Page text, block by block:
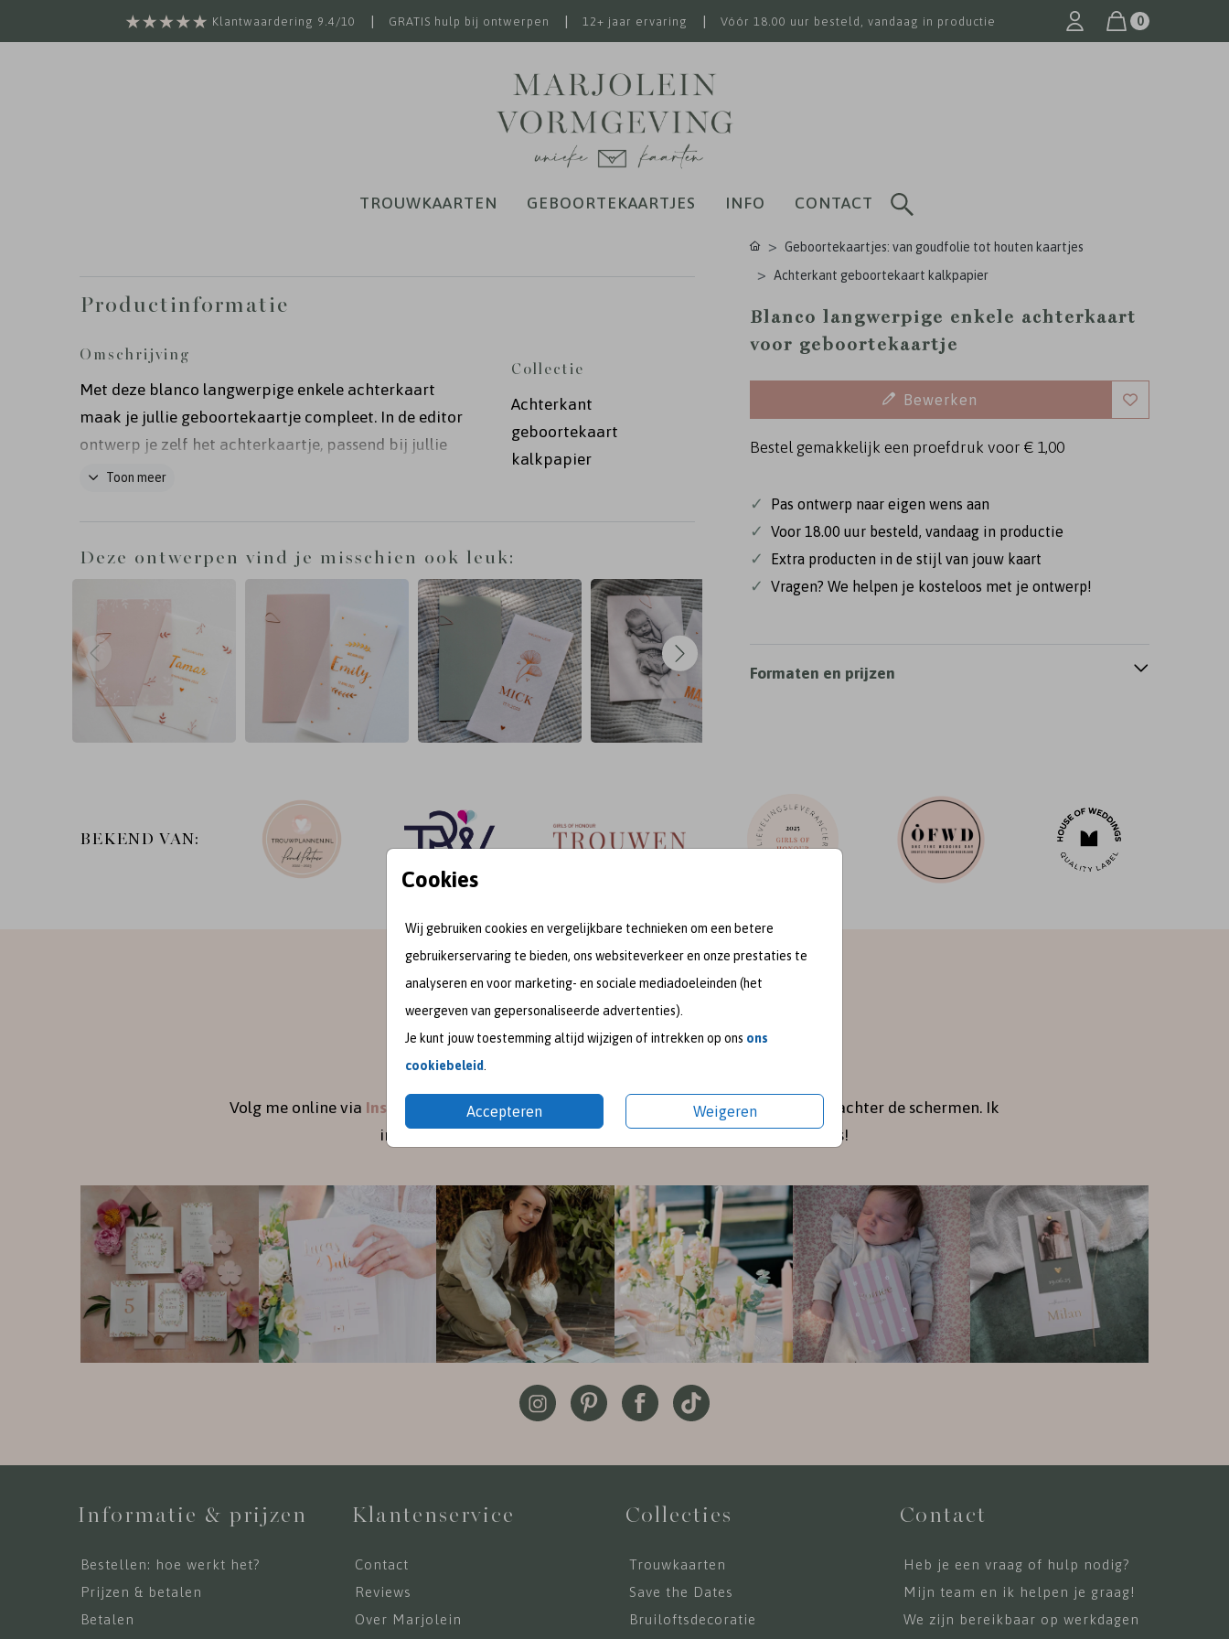
Klantwaardering 9.4/10 GRATIS hulp bij ontwerpen 12+ jaar ervaring Vóór 18.00 uur besteld, vandaag in productie 0
TROUWKAARTEN GEBOORTEKAARTJES INFO CONTACT
Cookies
Wij gebruiken cookies en vergelijkbare technieken om een betere
gebruikerservaring te bieden, ons websiteverkeer en onze prestaties te
analyseren en voor marketing- en sociale mediadoeleinden (het
weergeven van gepersonaliseerde advertenties).
Je kunt jouw toestemming altijd wijzigen of intrekken op ons ons
cookiebeleid
Accepteren Weigeren
Productinformatie
Omschrijving
Met deze blanco langwerpige enkele achterkaart
maak je jullie geboortekaartje compleet. In de editor
ontwerp je zelf het achterkaartje, passend bij jullie
wensen. Voeg een tekst toe en selecteer de elementen
Toon meer
Collectie
Achterkant
geboortekaart
kalkpapier
Deze ontwerpen vind je misschien ook leuk:
Geboortekaartjes: van goudfolie tot houten kaartjes
Achterkant geboortekaart kalkpapier
Blanco langwerpige enkele achterkaart
voor geboortekaartje
Bewerken
Bestel gemakkelijk een proefdruk voor € 1,00
✓ Pas ontwerp naar eigen wens aan
✓ Voor 18.00 uur besteld, vandaag in productie
✓ Extra producten in de stijl van jouw kaart
✓ Vragen? We helpen je kosteloos met je ontwerp!
Formaten en prijzen
BEKEND VAN:
meet me on
SOCIAL MEDIA
Volg me online via Instagram Pinterestvoor de nieuwste ontwerpen en een kijkje achter de schermen. Ik
inspireer je graag met mooie trouwkaarten en geboortekaartjes!
Informatie & prijzen
Bestellen: hoe werkt het?
Prijzen & betalen
Betalen
Klantenservice
Contact
Reviews
Over Marjolein
Collecties
Trouwkaarten
Save the Dates
Bruiloftsdecoratie
Contact
Heb je een vraag of hulp nodig?
Mijn team en ik helpen je graag!
We zijn bereikbaar op werkdagen